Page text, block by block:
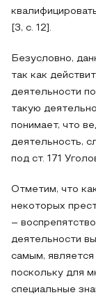
[3, с. 12].
Безусловно,
так как
деятельности
такую
понимает, что
деятельность,
под ст. 171
Отметим, что
некоторых
–
деятельности
самым,
поскольку для
специальные